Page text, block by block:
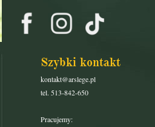
Szybki kontakt
kontakt@arslege.pl
tel. 513-842-650
Pracujemy: